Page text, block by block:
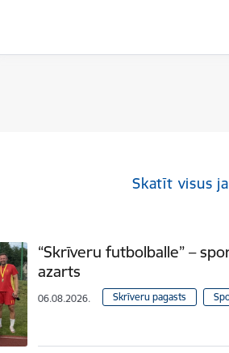
Skatīt visus
“Skrīveru futbolballe” –
azarts
06.08.2026. Skrīveru pagasts